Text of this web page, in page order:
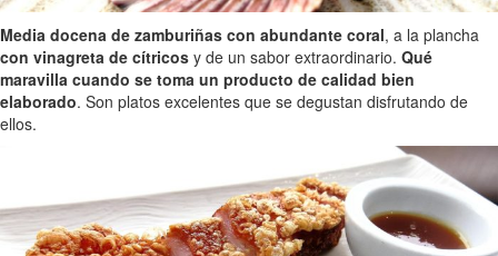
Media docena de zamburiñas con abundante coral, a la plancha
con vinagreta de cítricos y de un sabor extraordinario. Qué
maravilla cuando se toma un producto de calidad bien
elaborado. Son platos excelentes que se degustan disfrutando de
ellos.